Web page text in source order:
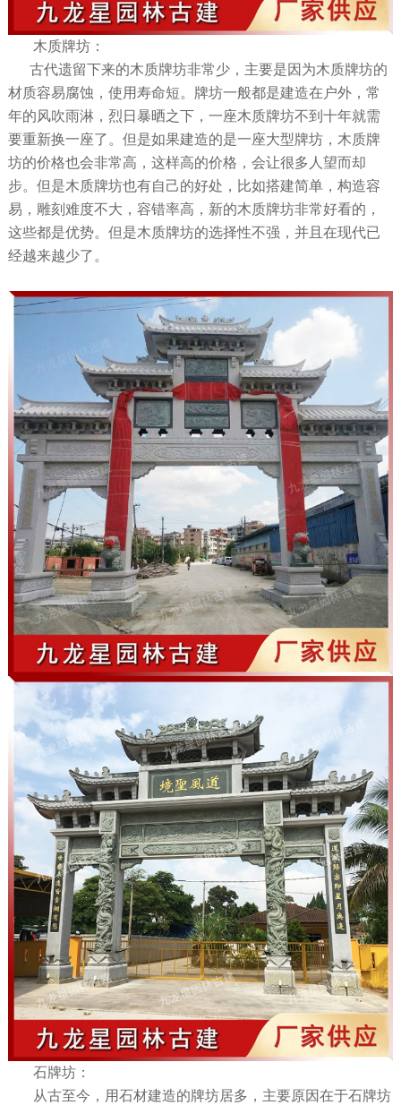
木质牌坊：
古代遗留下来的木质牌坊非常少，主要是因为木质牌坊的
材质容易腐蚀，使用寿命短。牌坊一般都是建造在户外，常
年的风吹雨淋，烈日暴晒之下，一座木质牌坊不到十年就需
要重新换一座了。但是如果建造的是一座大型牌坊，木质牌
坊的价格也会非常高，这样高的价格，会让很多人望而却
步。但是木质牌坊也有自己的好处，比如搭建简单，构造容
易，雕刻难度不大，容错率高，新的木质牌坊非常好看的，
这些都是优势。但是木质牌坊的选择性不强，并且在现代已
经越来越少了。
石牌坊：
从古至今，用石材建造的牌坊居多，主要原因在于石牌坊